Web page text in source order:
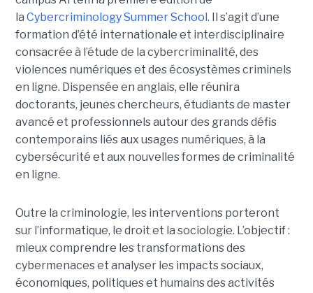
la Cybercriminology Summer School. Il s’agit d’une
formation d’été internationale et interdisciplinaire
consacrée à l’étude de la cybercriminalité, des
violences numériques et des écosystèmes criminels
en ligne. Dispensée en anglais, elle réunira
doctorants, jeunes chercheurs, étudiants de master
avancé et professionnels autour des grands défis
contemporains liés aux usages numériques, à la
cybersécurité et aux nouvelles formes de criminalité
en ligne.
Outre la criminologie, les interventions porteront
sur l’informatique, le droit et la sociologie. L’objectif :
mieux comprendre les transformations des
cybermenaces et analyser les impacts sociaux,
économiques, politiques et humains des activités